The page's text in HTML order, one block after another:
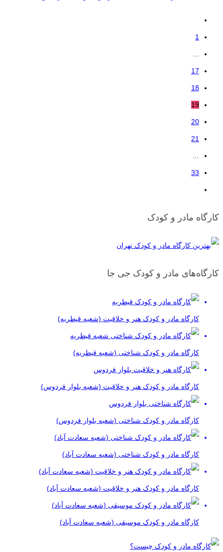
1
…
17
18
19
20
21
…
33
کارگاه مادر و کودک
کارگاه‌های مادر و کودک جی جا
کارگاه مادر و کودک هنر و خلاقیت (شعبه قیطریه)
کارگاه مادر و کودک شناختی (شعبه قیطریه)
کارگاه مادر و کودک هنر و خلاقیت (شعبه بلوار فردوس)
کارگاه مادر و کودک شناختی (شعبه بلوار فردوس)
کارگاه مادر و کودک شناختی (شعبه سعادت آباد)
کارگاه مادر و کودک هنر و خلاقیت (شعبه سعادت آباد)
کارگاه مادر و کودک موسیقی (شعبه سعادت آباد)